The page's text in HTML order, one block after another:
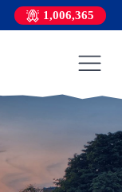
1,006,365